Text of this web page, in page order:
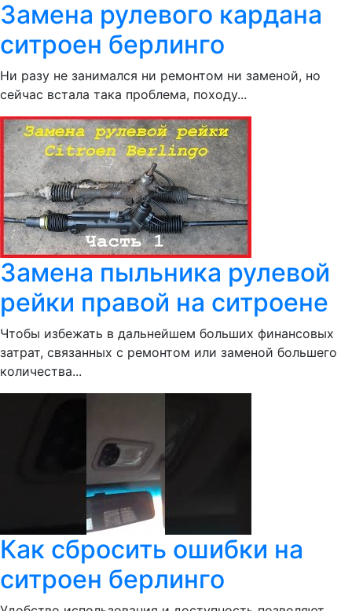
Замена рулевого кардана
ситроен берлинго
Ни разу не занимался ни ремонтом ни заменой, но
сейчас встала така проблема, походу...
Замена пыльника рулевой
рейки правой на ситроене
Чтобы избежать в дальнейшем больших финансовых
затрат, связанных с ремонтом или заменой большего
количества...
Как сбросить ошибки на
ситроен берлинго